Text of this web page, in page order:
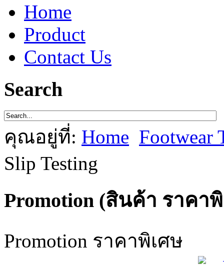
Home
Product
Contact Us
Search
คุณอยู่ที่: Home Footwear
Slip Testing
Promotion (สินค้า ราคา
Promotion ราคาพิเศษ